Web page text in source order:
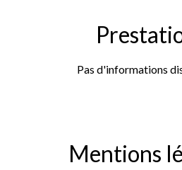
Pas d'informations
Mentions